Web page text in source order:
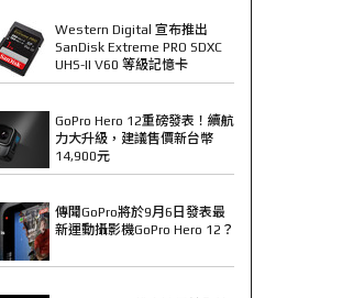
Western Digital 宣布推出
SanDisk Extreme PRO SDXC
UHS-II V60 等級記憶卡
GoPro Hero 12重磅發表！續航
力大升級，建議售價新台幣
14,900元
傳聞GoPro將於9月6日發表最
新運動攝影機GoPro Hero 12？